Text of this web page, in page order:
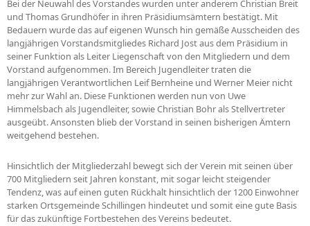
Bei der Neuwahl des Vorstandes wurden unter anderem Christian Breit
und Thomas Grundhöfer in ihren Präsidiumsämtern bestätigt. Mit
Bedauern wurde das auf eigenen Wunsch hin gemäße Ausscheiden des
langjährigen Vorstandsmitgliedes Richard Jost aus dem Präsidium in
seiner Funktion als Leiter Liegenschaft von den Mitgliedern und dem
Vorstand aufgenommen. Im Bereich Jugendleiter traten die
langjährigen Verantwortlichen Leif Bernheine und Werner Meier nicht
mehr zur Wahl an. Diese Funktionen werden nun von Uwe
Himmelsbach als Jugendleiter, sowie Christian Bohr als Stellvertreter
ausgeübt. Ansonsten blieb der Vorstand in seinen bisherigen Ämtern
weitgehend bestehen.
Hinsichtlich der Mitgliederzahl bewegt sich der Verein mit seinen über
700 Mitgliedern seit Jahren konstant, mit sogar leicht steigender
Tendenz, was auf einen guten Rückhalt hinsichtlich der 1200 Einwohner
starken Ortsgemeinde Schillingen hindeutet und somit eine gute Basis
für das zukünftige Fortbestehen des Vereins bedeutet.